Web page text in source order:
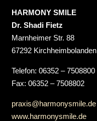
HARMONY SMILE
Dr. Shadi Fietz
Marnheimer Str. 88
67292 Kirchheimbolanden
Telefon: 06352 – 7508800
Fax: 06352 – 7508802
praxis@harmonysmile.de
www.harmonysmile.de